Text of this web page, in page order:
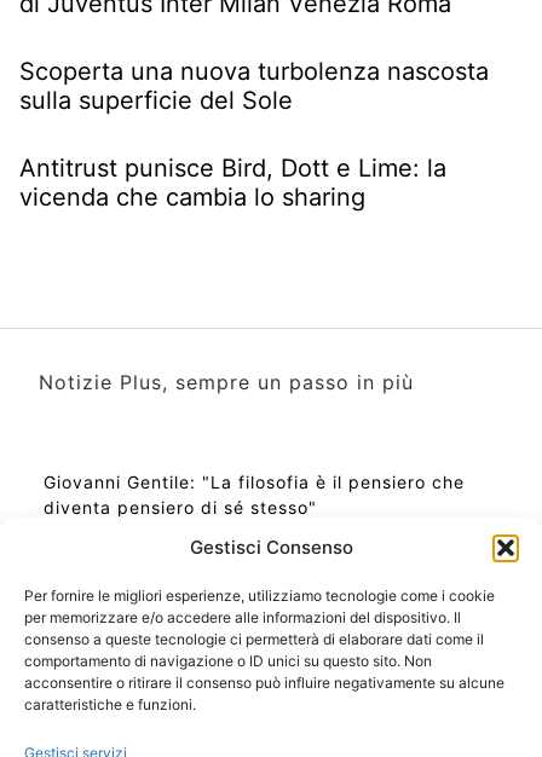
Gestisci Consenso
Per fornire le migliori esperienze, utilizziamo tecnologie come i cookie
per memorizzare e/o accedere alle informazioni del dispositivo. Il
consenso a queste tecnologie ci permetterà di elaborare dati come il
comportamento di navigazione o ID unici su questo sito. Non
acconsentire o ritirare il consenso può influire negativamente su alcune
caratteristiche e funzioni.
Gestisci servizi
Scoperta una nuova turbolenza nascosta
sulla superficie del Sole
Antitrust punisce Bird, Dott e Lime: la
vicenda che cambia lo sharing
Notizie Plus, sempre un passo in più
Giovanni Gentile: "La filosofia è il pensiero che
diventa pensiero di sé stesso"
Ora Esatta in Italia in questo momento
Ti Senti Strano Ultimamente? Potrebbe Essere per
la Risonanza di Schumann
Come Sapere Se Stai Ascendendo alla Quinta